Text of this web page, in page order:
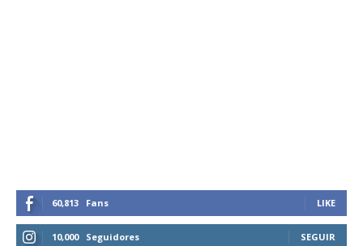
60,813 Fans LIKE
10,000 Seguidores SEGUIR